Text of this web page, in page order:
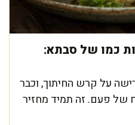
כמו של סבתא:
על קרש החיתוך, וכבר
של פעם. זה תמיד מחזיר